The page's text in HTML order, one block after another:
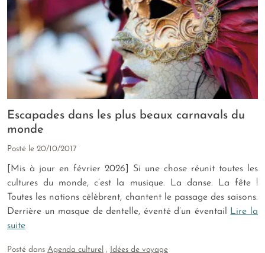
Escapades dans les plus beaux carnavals du
monde
Posté le 20/10/2017
[Mis à jour en février 2026] Si une chose réunit toutes les
cultures du monde, c’est la musique. La danse. La fête !
Toutes les nations célèbrent, chantent le passage des saisons.
Derrière un masque de dentelle, éventé d’un éventail
Lire la
suite
Posté dans Agenda culturel , Idées de voyage